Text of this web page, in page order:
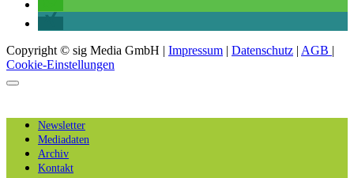
Copyright © sig Media GmbH | Impressum | Datenschutz | AGB |
Cookie-Einstellungen
Newsletter
Mediadaten
Archiv
Kontakt